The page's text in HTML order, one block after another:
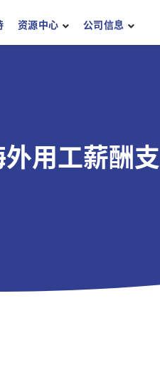
资源中心 公司信息
用工薪酬支